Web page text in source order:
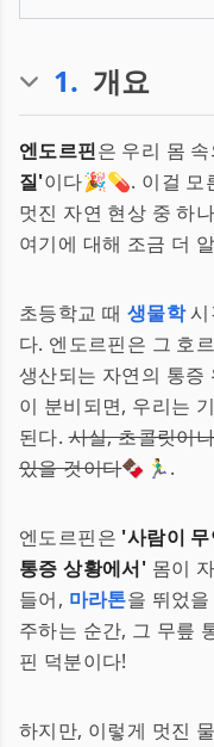
1. 개요
엔도르핀은 우리 몸
질'이다🎉💊. 이걸 모
멋진 자연 현상 중 하
여기에 대해 조금 더
초등학교 때 생물학시
다. 엔도르핀은 그 호
생산되는 자연의 통
이 분비되면, 우리는
된다.사실, 초콜릿이
있을 것이다🍫🏃‍♂️.
엔도르핀은 '사람이
통증 상황에서' 몸이
들어, 마라톤을 뛰었
주하는 순간, 그 무릎
핀 덕분이다!
하지만, 이렇게 멋진